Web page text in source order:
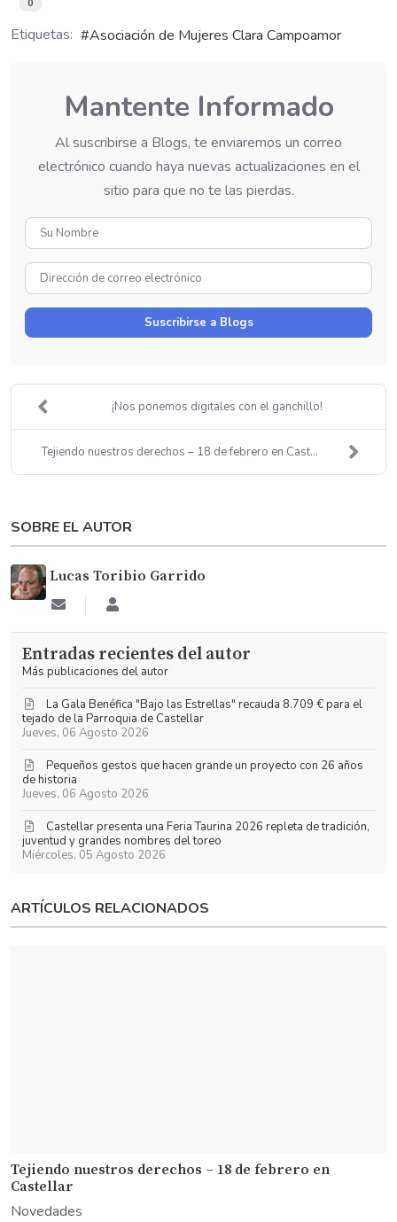
0
Etiquetas: Asociación de Mujeres Clara Campoamor
Mantente Informado
Al suscribirse a Blogs, te enviaremos un correo
electrónico cuando haya nuevas actualizaciones en el
sitio para que no te las pierdas.
Nombre
Dirección
de
correo
Suscribirse a Blogs
¡Nos ponemos digitales con el ganchillo!
Tejiendo nuestros derechos – 18 de febrero en Cast...
SOBRE EL AUTOR
Lucas Toribio Garrido
Suscribirse
las
actualizaciones
Garrido
Entradas recientes del autor
Más publicaciones del autor
Jueves, 06 Agosto 2026
La Gala Benéfica "Bajo las Estrellas" recauda 8.709 € para el
tejado de la Parroquia de Castellar
Jueves, 06 Agosto 2026
Pequeños gestos que hacen grande un proyecto con 26 años
de historia
Miércoles, 05 Agosto 2026
​Castellar presenta una Feria Taurina 2026 repleta de tradición,
juventud y grandes nombres del toreo
ARTÍCULOS RELACIONADOS
Tejiendo nuestros derechos – 18 de febrero en
Castellar
Novedades